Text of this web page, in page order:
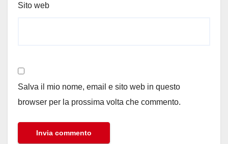
Sito web
Salva il mio nome, email e sito web in questo
browser per la prossima volta che commento.